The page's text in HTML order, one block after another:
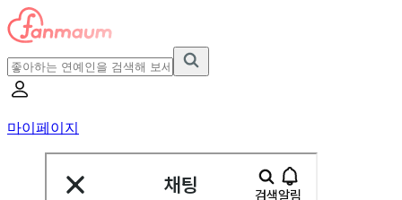
마이페이지